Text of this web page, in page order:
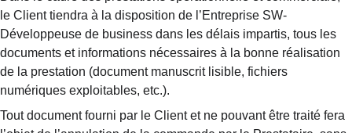
le Client tiendra à la disposition de l’Entreprise SW-
Développeuse de business dans les délais impartis, tous les
documents et informations nécessaires à la bonne réalisation
de la prestation (document manuscrit lisible, fichiers
numériques exploitables, etc.).
Tout document fourni par le Client et ne pouvant être traité fera